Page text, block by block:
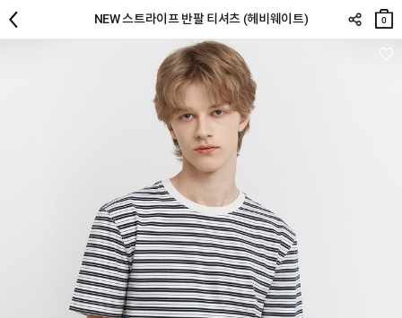
NEW 스트라이프 반팔 티셔츠 (헤비웨이트)
장바
구니
0